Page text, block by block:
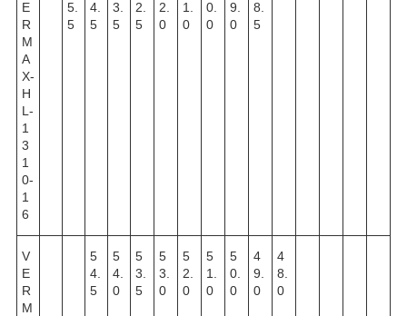
E
R
M
A
X-
H
L-
1
3
1
0-
1
6
5.
5
4.
5
3.
5
2.
5
2.
0
1.
0
0.
0
9.
0
8.
5
V
E
R
M
5
4.
5
5
4.
0
5
3.
5
5
3.
0
5
2.
0
5
1.
0
5
0.
0
4
9.
0
4
8.
0